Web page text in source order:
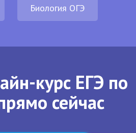
Биология ОГЭ
курс ЕГЭ по
сейчас